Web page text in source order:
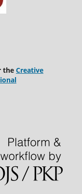
the Creative